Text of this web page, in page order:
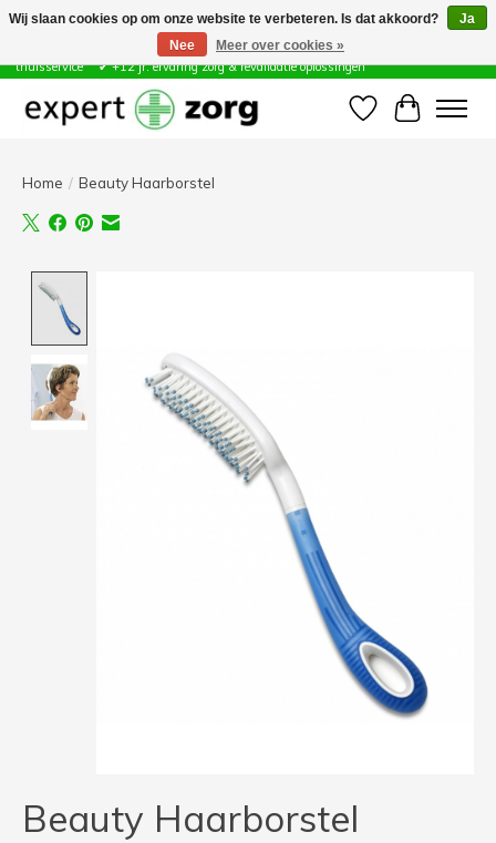
Zorg & Revalidatie Hulpmiddelen ✔ Eigen technische dienst &
thuisservice* ✔ +12 jr. ervaring zorg & revalidatie oplossingen
Verlanglijst
Home / Beauty Haarborstel
Beauty Haarborstel
Wij slaan cookies op om onze website te verbeteren. Is dat akkoord?
Ja
Nee
Meer over cookies »